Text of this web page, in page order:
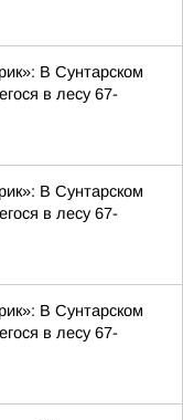
В Сунтарском
в лесу 67-
В Сунтарском
в лесу 67-
В Сунтарском
в лесу 67-